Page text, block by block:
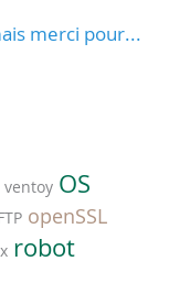
merci pour...
ventoy OS
openSSL
robot